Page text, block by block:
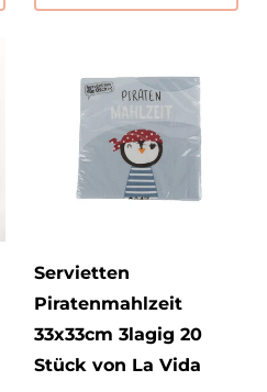
Servietten
Piratenmahlzeit
33x33cm 3lagig 20
Stück von La Vida